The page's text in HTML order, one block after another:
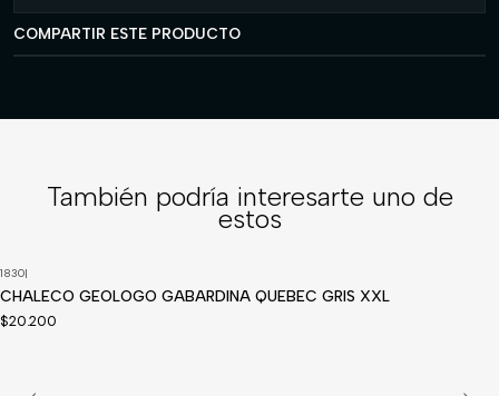
COMPARTIR ESTE PRODUCTO
También podría interesarte uno de
estos
1830|
CHALECO GEOLOGO GABARDINA QUEBEC GRIS XXL
$20.200